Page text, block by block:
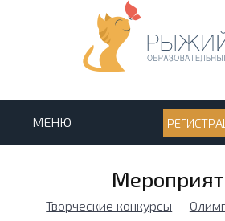
МЕНЮ
Творческие конкурсы